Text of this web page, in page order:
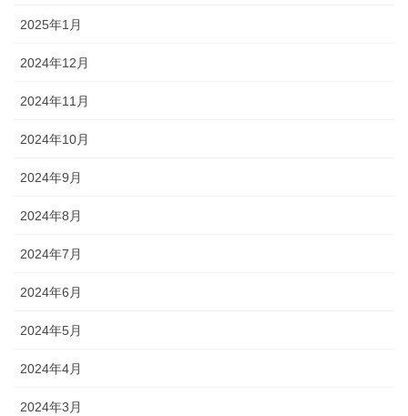
2025年1月
2024年12月
2024年11月
2024年10月
2024年9月
2024年8月
2024年7月
2024年6月
2024年5月
2024年4月
2024年3月